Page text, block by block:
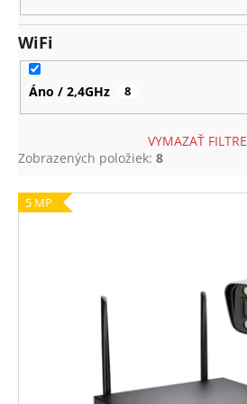
WiFi
Áno / 2,4GHz 8
VYMAZAŤ FILTRE
Zobrazených položiek: 8
V
5 MP